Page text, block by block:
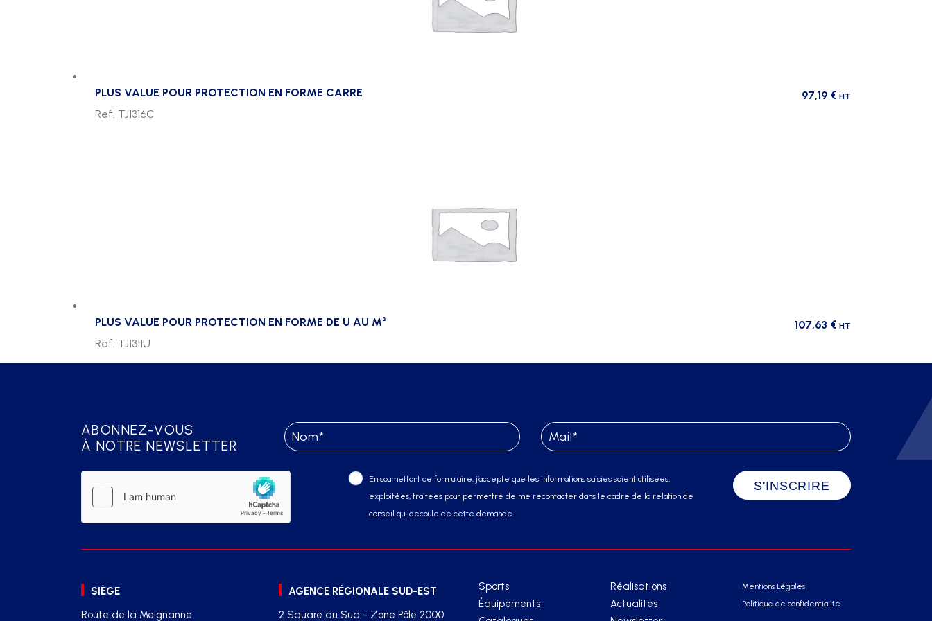
PLUS VALUE POUR PROTECTION EN FORME CARRE 97,19 € HT
Ref. TJ1316C
PLUS VALUE POUR PROTECTION EN FORME DE U AU M² 107,63 € HT
Ref. TJ1311U
ABONNEZ-VOUS
À NOTRE NEWSLETTER
En soumettant ce formulaire, j’accepte que les informations saisies soient utilisées,
exploitées, traitées pour permettre de me recontacter dans le cadre de la relation de
conseil qui découle de cette demande.
SIÈGE
Route de la Meignanne
AGENCE RÉGIONALE SUD-EST
2 Square du Sud - Zone Pôle 2000
Sports
Équipements
Réalisations
Actualités
Mentions Légales
Politique de confidentialité